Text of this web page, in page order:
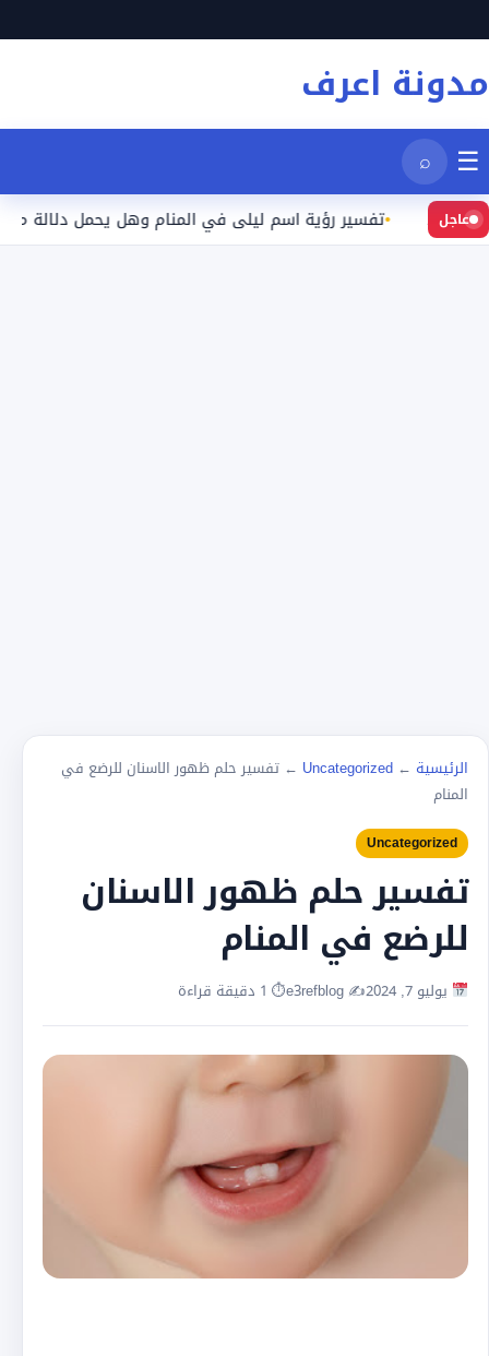
إلى
المحتوى
مدونة اعرف
☰
⌕
عاجل تفسير رؤية اسم ليلى في المنام وهل يحمل دلالة محددة؟
الرئيسية ←
Uncategorized
← تفسير حلم ظهور الاسنان للرضع في
المنام
Uncategorized
تفسير حلم ظهور الاسنان
للرضع في المنام
يوليو 7, 2024 ✍️ e3refblog ⏱ 1 دقيقة قراءة